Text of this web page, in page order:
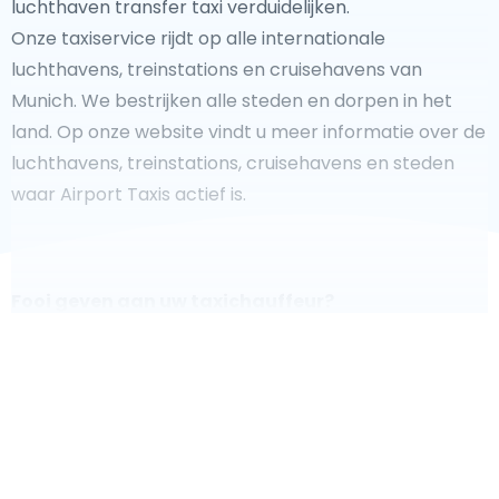
luchthaven transfer taxi verduidelijken.
Onze taxiservice rijdt op alle internationale
luchthavens, treinstations en cruisehavens van
Munich. We bestrijken alle steden en dorpen in het
land. Op onze website vindt u meer informatie over de
luchthavens, treinstations, cruisehavens en steden
waar Airport Taxis actief is.